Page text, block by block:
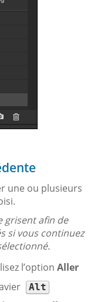
une ou plusieurs
grisent afin de
si vous continuez
l’option Aller
Alt